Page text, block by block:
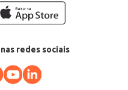
redes sociais